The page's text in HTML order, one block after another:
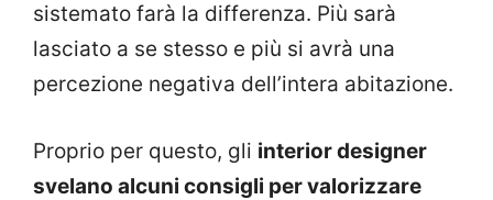
sistemato farà la differenza. Più sarà
lasciato a se stesso e più si avrà una
percezione negativa dell’intera abitazione.
Proprio per questo, gli interior designer
svelano alcuni consigli per valorizzare